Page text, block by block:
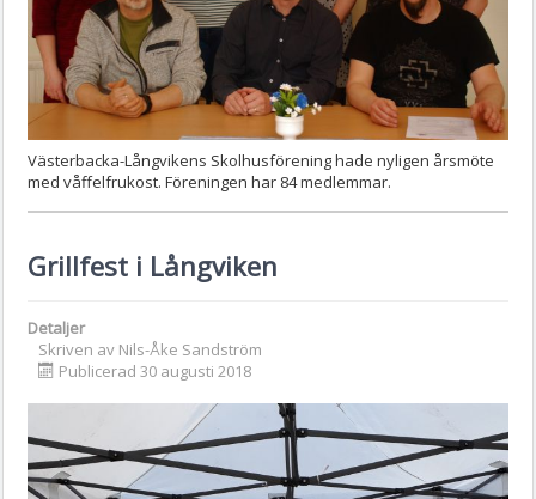
Västerbacka-Långvikens Skolhusförening hade nyligen årsmöte
med våffelfrukost. Föreningen har 84 medlemmar.
Grillfest i Långviken
Detaljer
Skriven av Nils-Åke Sandström
Publicerad 30 augusti 2018